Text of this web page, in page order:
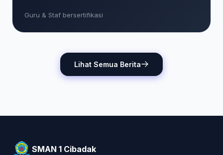
Guru & Staf bersertifikasi
Lihat Semua Berita
SMAN 1 Cibadak